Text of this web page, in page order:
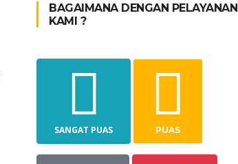
BAGAIMANA DENGAN PELAYANAN
KAMI ?
SANGAT PUAS PUAS